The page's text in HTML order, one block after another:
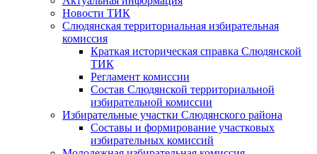
Новости ТИК
Слюдянская территориальная избирательная
комиссия
Краткая историческая справка Слюдянской
ТИК
Регламент комиссии
Состав Слюдянской территориальной
избирательной комиссии
Избирательные участки Слюдянского района
Составы и формирование участковых
избирательных комиссий